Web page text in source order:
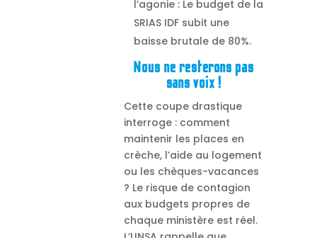
l’agonie : Le budget de la
SRIAS IDF subit une
baisse brutale de 80%.
Nous ne resterons pas
sans voix !
Cette coupe drastique
interroge : comment
maintenir les places en
crèche, l’aide au logement
ou les chèques-vacances
? Le risque de contagion
aux budgets propres de
chaque ministère est réel.